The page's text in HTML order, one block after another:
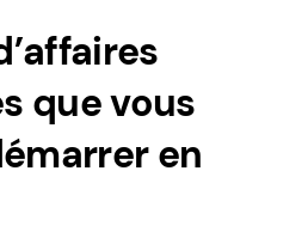
que vous
en